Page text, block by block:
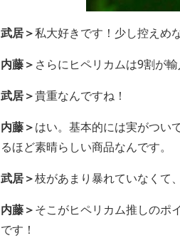
武居＞私大好きです！少し控えめ
内藤＞ さらにヒペリカムは9割が
武居＞貴重なんですね！
内藤＞はい。基本的には実がつい
るほど素晴らしい商品なんです。
武居＞枝があまり暴れていなくて
内藤＞そこがヒペリカム推しのポ
です！